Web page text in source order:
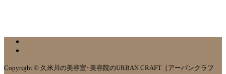
Copyright © 久米川の美容室･美容院のURBAN CRAFT［アーバンクラフ